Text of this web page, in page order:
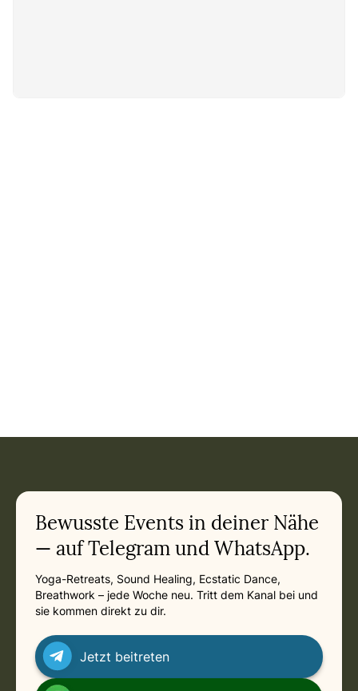
Bewusste Events in deiner Nähe
— auf Telegram und WhatsApp.
Yoga-Retreats, Sound Healing, Ecstatic Dance,
Breathwork – jede Woche neu. Tritt dem Kanal bei und
sie kommen direkt zu dir.
Jetzt beitreten